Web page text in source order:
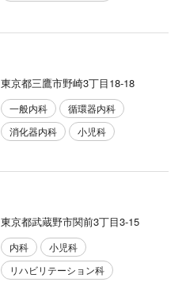
東京都三鷹市野崎3丁目18-18
一般内科
循環器内科
消化器内科
小児科
東京都武蔵野市関前3丁目3-15
内科
小児科
リハビリテーション科